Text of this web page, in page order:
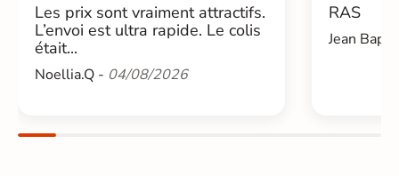
Les prix sont vraiment attractifs.
L’envoi est ultra rapide. Le colis
était...
Noellia.Q - 04/08/2026
RAS
Jean